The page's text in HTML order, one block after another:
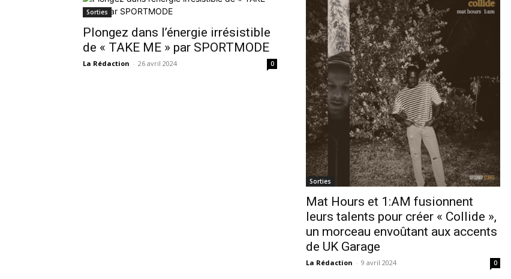
Sorties
Plongez dans l’énergie irrésistible
de « TAKE ME » par SPORTMODE
La Rédaction - 26 avril 2024 0
Sorties
Mat Hours et 1:AM fusionnent
leurs talents pour créer « Collide »,
un morceau envoûtant aux accents
de UK Garage
La Rédaction - 9 avril 2024 0